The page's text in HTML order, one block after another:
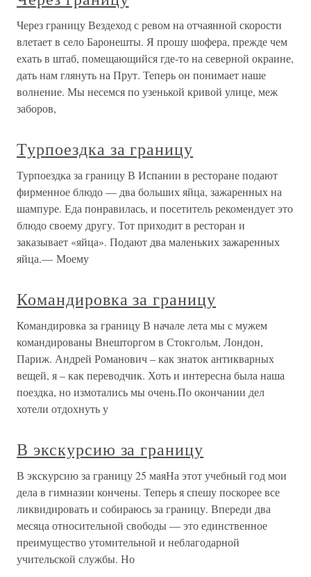
Через границу Вездеход с ревом на отчаянной скорости
влетает в село Баронешты. Я прошу шофера, прежде чем
ехать в штаб, помещающийся где-то на северной окраине,
дать нам глянуть на Прут. Теперь он понимает наше
волнение. Мы несемся по узенькой кривой улице, меж
заборов,
Турпоездка за границу
Турпоездка за границу В Испании в ресторане подают
фирменное блюдо — два больших яйца, зажаренных на
шампуре. Еда понравилась, и посетитель рекомендует это
блюдо своему другу. Тот приходит в ресторан и
заказывает «яйца». Подают два маленьких зажаренных
яйца.— Моему
Командировка за границу
Командировка за границу В начале лета мы с мужем
командированы Внешторгом в Стокгольм, Лондон,
Париж. Андрей Романович – как знаток антикварных
вещей, я – как переводчик. Хоть и интересна была наша
поездка, но измотались мы очень.По окончании дел
хотели отдохнуть у
В экскурсию за границу
В экскурсию за границу 25 маяНа этот учебный год мои
дела в гимназии кончены. Теперь я спешу поскорее все
ликвидировать и собираюсь за границу. Впереди два
месяца относительной свободы — это единственное
преимущество утомительной и неблагодарной
учительской службы. Но